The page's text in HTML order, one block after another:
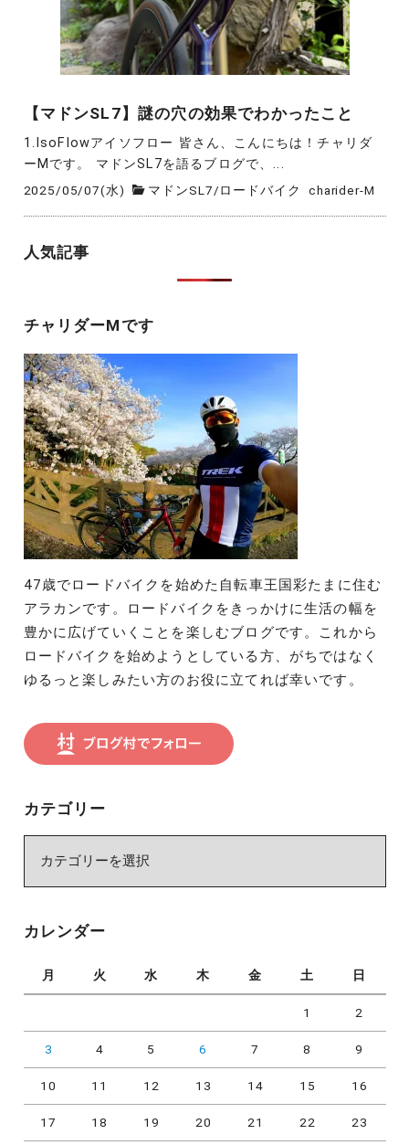
【マドンSL7】謎の穴の効果でわかったこと
1.IsoFlowアイソフロー 皆さん、こんにちは！チャリダ
ーMです。 マドンSL7を語るブログで、...
2025/05/07(水) マドンSL7/ロードバイク charider-M
人気記事
チャリダーMです
47歳でロードバイクを始めた自転車王国彩たまに住む
アラカンです。ロードバイクをきっかけに生活の幅を
豊かに広げていくことを楽しむブログです。これから
ロードバイクを始めようとしている方、がちではなく
ゆるっと楽しみたい方のお役に立てれば幸いです。
カテゴリー
ー
カレンダー
月 火 水 木 金 土 日
1 2
3 4 5 6 7 8 9
10 11 12 13 14 15 16
17 18 19 20 21 22 23